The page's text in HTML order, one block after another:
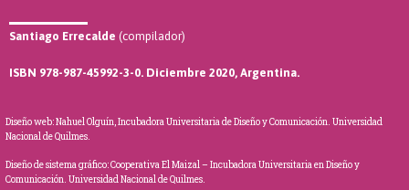
Santiago Errecalde (compilador)
ISBN 978-987-45992-3-0. Diciembre 2020, Argentina.
Diseño web: Nahuel Olguín, Incubadora Universitaria de Diseño y Comunicación. Universidad
Nacional de Quilmes.
Diseño de sistema gráfico: Cooperativa El Maizal – Incubadora Universitaria en Diseño y
Comunicación. Universidad Nacional de Quilmes.